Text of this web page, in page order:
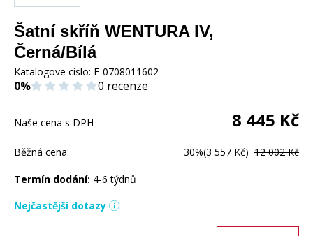
Šatní skříň WENTURA IV,
Černá/Bílá
Katalogove cislo: F-0708011602
0% 0 recenze
Naše cena s DPH 8 445 Kč
Běžná cena: 30%(3 557 Kč) 12 002 Kč
Termín dodání: 4-6 týdnů
Nejčastější dotazy